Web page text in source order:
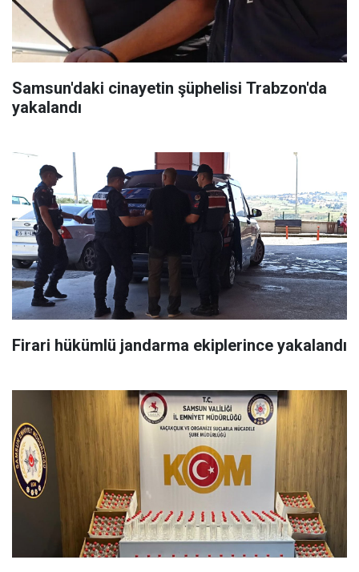
Samsun'daki cinayetin şüphelisi Trabzon'da
yakalandı
Firari hükümlü jandarma ekiplerince yakalandı